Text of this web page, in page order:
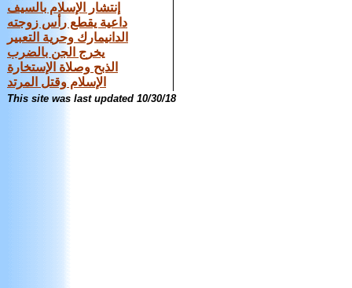
إنتشار الإسلام بالسيف
داعية يقطع رأس زوجته
الدانيمارك وحرية التعبير
يخرج الجن بالضرب
الذبح وصلاة الإستخارة
الإسلام وقتل المرتد
This site was last updated 10/30/18